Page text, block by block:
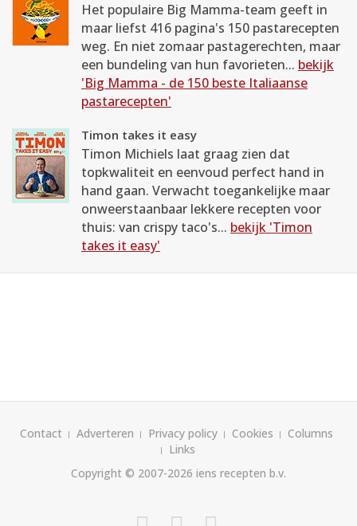
Het populaire Big Mamma-team geeft in
maar liefst 416 pagina's 150 pastarecepten
weg. En niet zomaar pastagerechten, maar
een bundeling van hun favorieten... bekijk
'Big Mamma - de 150 beste Italiaanse
pastarecepten'
Timon takes it easy
Timon Michiels laat graag zien dat
topkwaliteit en eenvoud perfect hand in
hand gaan. Verwacht toegankelijke maar
onweerstaanbaar lekkere recepten voor
thuis: van crispy taco's... bekijk 'Timon
takes it easy'
Contact Adverteren Privacy policy Cookies
Columns
Links
Copyright © 2007-2026 iens recepten b.v.